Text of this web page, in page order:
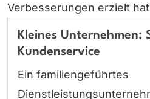
Verbesserungen erzielt
Kleines Unternehmen:
Kundenservice
Ein familiengeführtes